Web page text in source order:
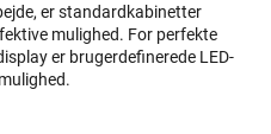
er standardkabinetter
mulighed. For perfekte
er brugerdefinerede LED-